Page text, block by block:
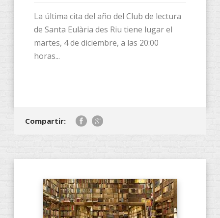
La última cita del año del Club de lectura
de Santa Eulària des Riu tiene lugar el
martes, 4 de diciembre, a las 20:00
horas...
Compartir: